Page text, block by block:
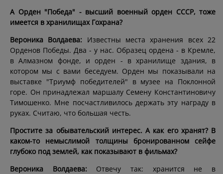
А Орден "Победа" - высший военный орден СССР, тоже
имеется в хранилищах Гохрана?
Вероника Волдаева: Известны места хранения всех 22
Орденов Победы. Два - у нас. Образец ордена - в Кремле,
в Алмазном фонде, и орден - в хранилище здания, в
котором мы с вами беседуем. Орден мы показывали на
выставке "Триумф победителей" в музее на Поклонной
горе. Он принадлежал маршалу Семену Константиновичу
Тимошенко. Мне посчастливилось держать эту награду в
руках. Считаю, что большая честь.
Простите за обывательский интерес. А как его хранят? В
каком-то немыслимой толщины бронированном сейфе
глубоко под землей, как показывают в фильмах?
Вероника Волдаева: Отвечу так: хранится не в